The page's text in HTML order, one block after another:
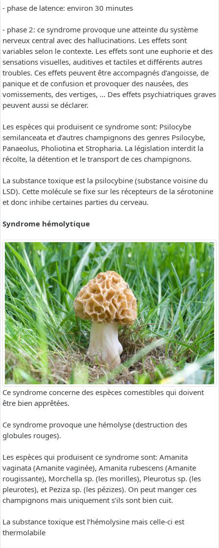
- phase de latence: environ 30 minutes
- phase 2: ce syndrome provoque une atteinte du système
nerveux central avec des hallucinations. Les effets sont
variables selon le contexte. Les effets sont une euphorie et des
sensations visuelles, auditives et tactiles et différents autres
troubles. Ces effets peuvent être accompagnés d’angoisse, de
panique et de confusion et provoquer des nausées, des
vomissements, des vertiges, … Des effets psychiatriques graves
peuvent aussi se déclarer.
Les espèces qui produisent ce syndrome sont: Psilocybe
semilanceata et d’autres champignons des genres Psilocybe,
Panaeolus, Pholiotina et Stropharia. La législation interdit la
récolte, la détention et le transport de ces champignons.
La substance toxique est la psilocybine (substance voisine du
LSD). Cette molécule se fixe sur les récepteurs de la sérotonine
et donc inhibe certaines parties du cerveau.
Syndrome hémolytique
Ce syndrome concerne des espèces comestibles qui doivent
être bien apprêtées.
Ce syndrome provoque une hémolyse (destruction des
globules rouges).
Les espèces qui produisent ce syndrome sont: Amanita
vaginata (Amanite vaginée), Amanita rubescens (Amanite
rougissante), Morchella sp. (les morilles), Pleurotus sp. (les
pleurotes), et Peziza sp. (les pézizes). On peut manger ces
champignons mais uniquement s’ils sont bien cuit.
La substance toxique est l’hémolysine mais celle-ci est
thermolabile